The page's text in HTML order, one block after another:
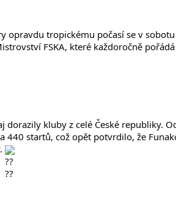
FSKA, které každoročně pořádá
440 startů, což opět potvrdilo, že